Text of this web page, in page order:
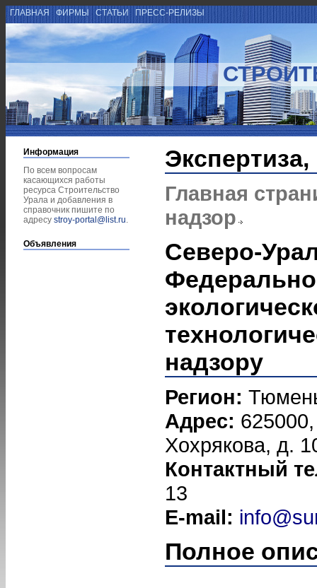
ГЛАВНАЯ ФИРМЫ СТАТЬИ ПРЕСС-РЕЛИЗЫ
Информация
По всем вопросам
касающихся работы
ресурса Строительство
Урала и добавления в
справочник пишите по
адресу stroy-portal@list.ru.
Объявления
Главная
надзор
Северо-
надзору
Регион:
Адрес:
Хохрякова, д.
Контактный
13
E-mail:
Полное